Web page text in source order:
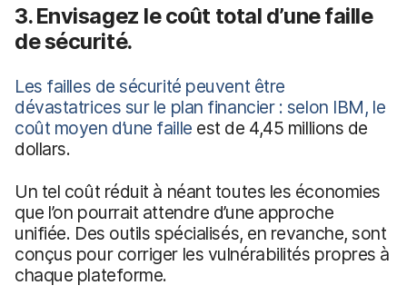
3. Envisagez le coût total d’une faille
de sécurité.
Les failles de sécurité peuvent être
dévastatrices sur le plan financier : selon IBM, le
coût moyen d’une faille est de 4,45 millions de
dollars.
Un tel coût réduit à néant toutes les économies
que l’on pourrait attendre d’une approche
unifiée. Des outils spécialisés, en revanche, sont
conçus pour corriger les vulnérabilités propres à
chaque plateforme.